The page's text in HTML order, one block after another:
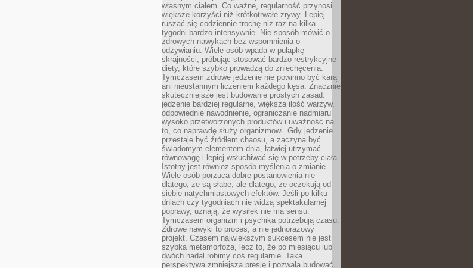
własnym ciałem. Co ważne, regularność przynosi
większe korzyści niż krótkotrwałe zrywy. Lepiej
ruszać się codziennie trochę niż raz na kilka
tygodni bardzo intensywnie. Nie sposób mówić o
zdrowych nawykach bez wspomnienia o
odżywianiu. Wiele osób wpada w pułapkę
skrajności, próbując stosować bardzo restrykcyjne
diety, które szybko prowadzą do zniechęcenia.
Tymczasem zdrowe jedzenie nie powinno być karą
ani nieustannym liczeniem każdego kęsa. Znacznie
skuteczniejsze jest budowanie prostych zasad:
jedzenie bardziej regularne, większa ilość warzyw,
odpowiednie nawodnienie, ograniczanie nadmiaru
wysoko przetworzonych produktów i uważność na
to, co naprawdę służy organizmowi. Gdy jedzenie
przestaje być źródłem chaosu, a zaczyna być
świadomym elementem dnia, łatwiej utrzymać
równowagę i lepiej wsłuchiwać się w potrzeby ciała.
Istotny jest również sposób myślenia o zmianie.
Wiele osób porzuca dobre postanowienia nie
dlatego, że są słabe, ale dlatego, że oczekują od
siebie natychmiastowych efektów. Jeśli po kilku
dniach czy tygodniach nie widzą spektakularnej
poprawy, uznają, że wysiłek nie ma sensu.
Tymczasem organizm i psychika potrzebują czasu.
Zdrowe nawyki to proces, a nie jednorazowy
projekt. Czasem największym sukcesem nie jest
szybka metamorfoza, lecz to, że po miesiącu lub
dwóch nadal robimy coś regularnie. Taka
perspektywa zmniejsza presję i pozwala budować